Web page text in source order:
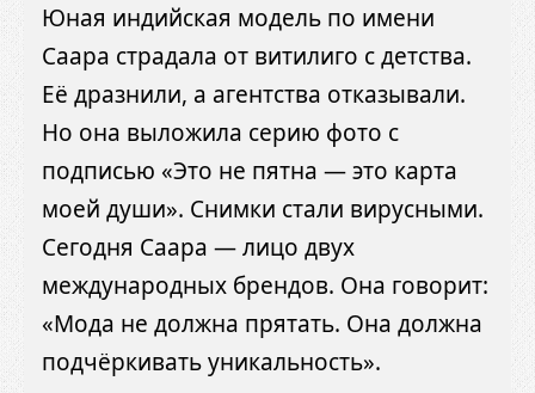
Юная индийская модель по имени
Саара страдала от витилиго с детства.
Её дразнили, а агентства отказывали.
Но она выложила серию фото с
подписью «Это не пятна — это карта
моей души». Снимки стали вирусными.
Сегодня Саара — лицо двух
международных брендов. Она говорит:
«Мода не должна прятать. Она должна
подчёркивать уникальность».